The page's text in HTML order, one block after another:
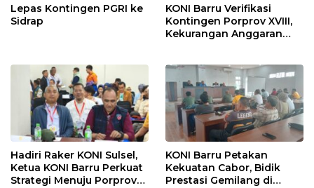
Lepas Kontingen PGRI ke
Sidrap
KONI Barru Verifikasi
Kontingen Porprov XVIII,
Kekurangan Anggaran
Hadiri Raker KONI Sulsel,
Ketua KONI Barru Perkuat
Strategi Menuju Porprov
KONI Barru Petakan
Kekuatan Cabor, Bidik
Prestasi Gemilang di